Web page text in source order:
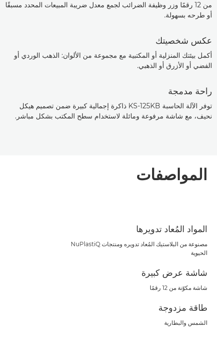
من 12 رقمًا وزر وظيفة الضرائب لجمع معدل ضريبة المبيعات المحدد مسبقًا
أو طرحه بسهولة.
عكس شخصيتك
أكمل بيئتك المنزلية أو المكتبية مع مجموعة من الألوان: الذهب الوردي أو
الفضي أو الأزرق أو الذهبي.
راحة مدمجة
توفر الآلة الحاسبة KS-125KB ذاكرة إجمالية كبيرة ضمن تصميم هيكل
نحيف، مع شاشة مرفوعة ومائلة لاستخدام سطح المكتب بشكل مباشر.
المواصفات
المواد المُعاد تدويرها
مصنوعة من البلاستيك المُعاد تدويره ومنتجات NuPlastiQ
الحيوية
شاشة عرض كبيرة
شاشة مكوّنة من 12 رقمًا
طاقة مزدوجة
الشمس والبطارية